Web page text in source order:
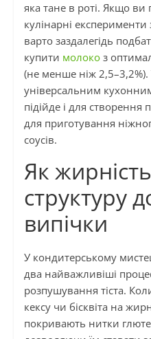
яка тане в роті. Якщо ви
кулінарні
варто заздалегідь
купити молокоз
(не менше ніж 2,5–3,2%).
універсальним
підійде і для створення
для приготування
соусів.
Як
структуру
випічки
У кондитерському
два найважливіші
розпушування тіста.
кексу чи бісквіта на
покривають нитки